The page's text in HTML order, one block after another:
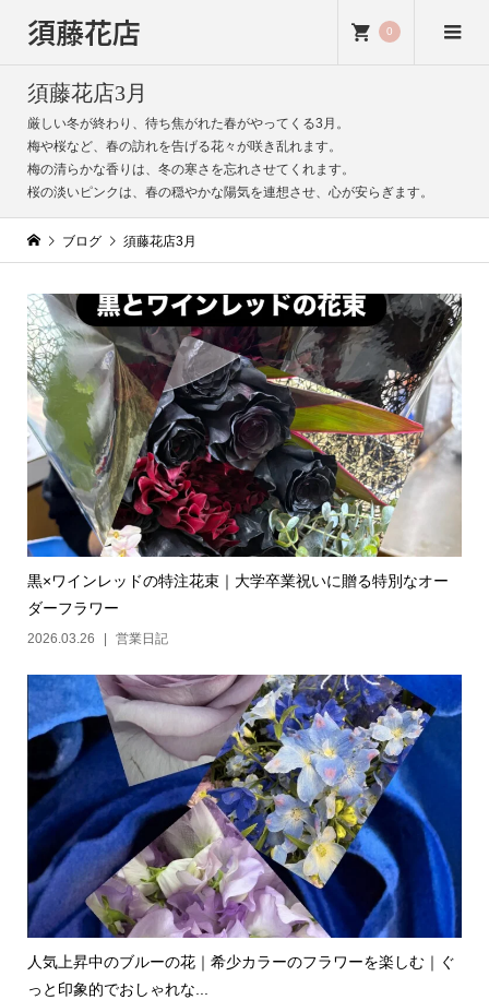
須藤花店 0
須藤花店3月
厳しい冬が終わり、待ち焦がれた春がやってくる3月。
梅や桜など、春の訪れを告げる花々が咲き乱れます。
梅の清らかな香りは、冬の寒さを忘れさせてくれます。
桜の淡いピンクは、春の穏やかな陽気を連想させ、心が安らぎます。
ブログ 須藤花店3月
黒×ワインレッドの特注花束｜大学卒業祝いに贈る特別なオー
ダーフラワー
2026.03.26 営業日記
人気上昇中のブルーの花｜希少カラーのフラワーを楽しむ｜ぐ
っと印象的でおしゃれな...